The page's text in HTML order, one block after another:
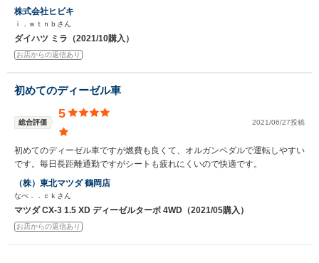
株式会社ヒビキ
ｉ．ｗｔｎｂさん
ダイハツ ミラ（2021/10購入）
お店からの返信あり
初めてのディーゼル車
総合評価
5
2021/06/27投稿
初めてのディーゼル車ですが燃費も良くて、オルガンペダルで運転しやすい
です。毎日長距離通勤ですがシートも疲れにくいので快適です。
（株）東北マツダ 鶴岡店
なべ．．ｃｋさん
マツダ CX-3 1.5 XD ディーゼルターボ 4WD（2021/05購入）
お店からの返信あり